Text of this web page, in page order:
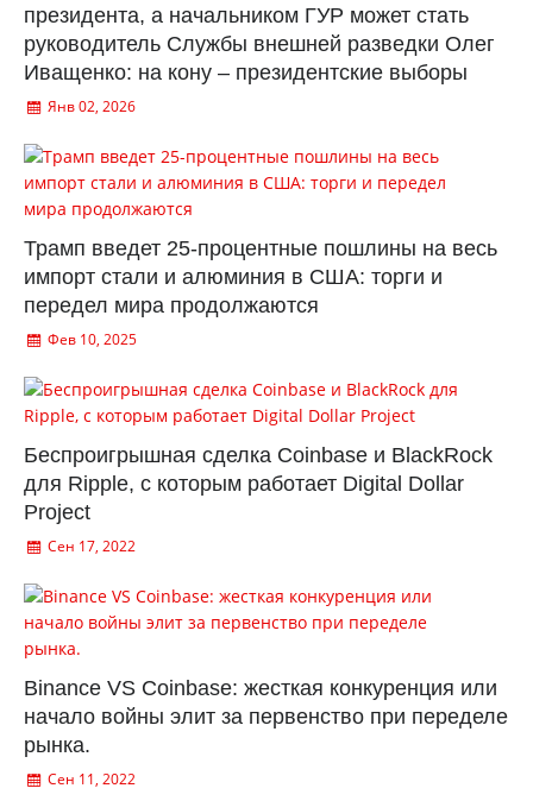
президента, а начальником ГУР может стать
руководитель Службы внешней разведки Олег
Иващенко: на кону – президентские выборы
Янв 02, 2026
Трамп введет 25-процентные пошлины на весь
импорт стали и алюминия в США: торги и
передел мира продолжаются
Фев 10, 2025
Беспроигрышная сделка Coinbase и BlackRock
для Ripple, с которым работает Digital Dollar
Project
Сен 17, 2022
Binance VS Coinbase: жесткая конкуренция или
начало войны элит за первенство при переделе
рынка.
Сен 11, 2022